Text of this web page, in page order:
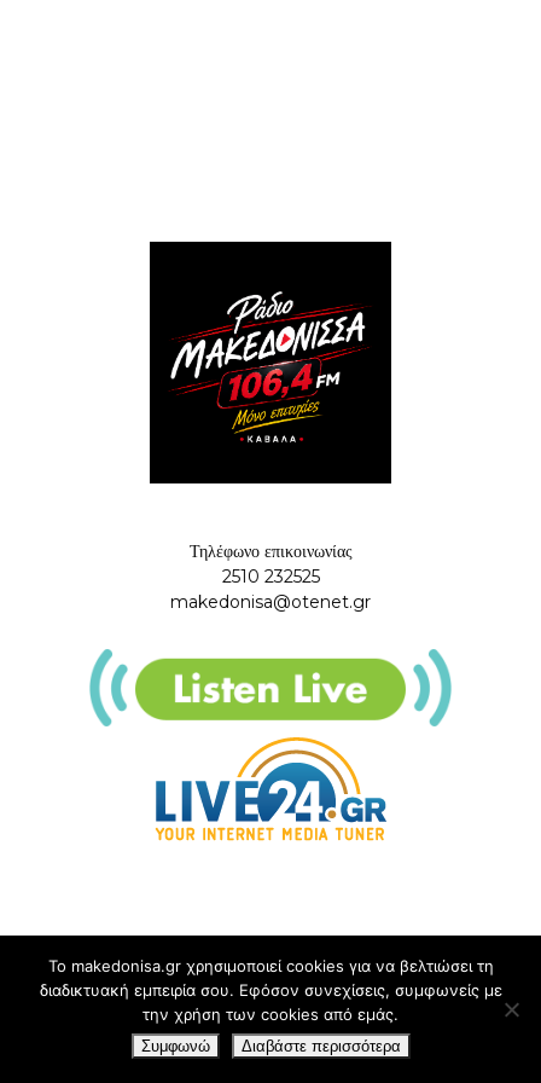
Τηλέφωνο επικοινωνίας
2510 232525
makedonisa@otenet.gr
Το makedonisa.gr χρησιμοποιεί cookies για να βελτιώσει τη
διαδικτυακή εμπειρία σου. Εφόσον συνεχίσεις, συμφωνείς με
την χρήση των cookies από εμάς.
Συμφωνώ Διαβάστε περισσότερα